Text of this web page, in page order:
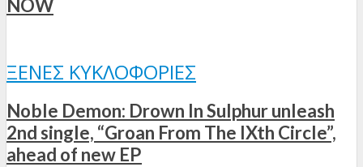
NOW
ΞΈΝΕΣ ΚΥΚΛΟΦΟΡΊΕΣ
Noble Demon: Drown In Sulphur unleash
2nd single, “Groan From The IXth Circle”,
ahead of new EP